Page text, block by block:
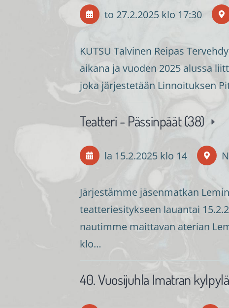
to 27.2.2025 klo 17:30
KUTSU Talvinen Reipas
aikana ja vuoden 2025 alussa
joka järjestetään Linnoituksen
Teatteri - Pässinpäät (38)
la 15.2.2025 klo 14
Järjestämme jäsenmatkan
teatteriesitykseen lauantai
nautimme maittavan aterian
klo…
40. Vuosijuhla Imatran